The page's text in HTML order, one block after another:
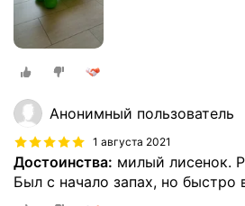
Анонимный пользователь
1 августа 2021
Достоинства: милый лисенок.
Был с начало запах, но быстро